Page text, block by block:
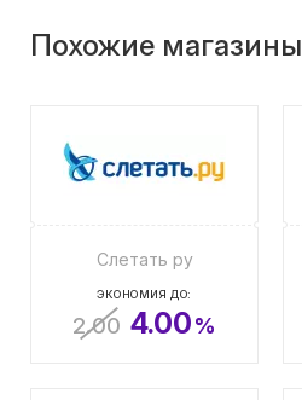
Похожие магазины
Слетать ру
ЭКОНОМИЯ ДО:
2.00 4.00%